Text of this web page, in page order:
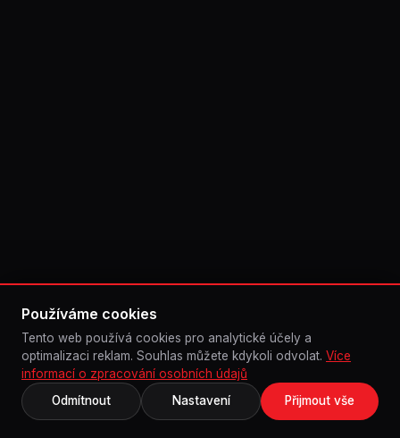
Používáme cookies
Tento web používá cookies pro analytické účely a
optimalizaci reklam. Souhlas můžete kdykoli odvolat. Více
informací o zpracování osobních údajů
Odmítnout
Nastavení Přijmout vše